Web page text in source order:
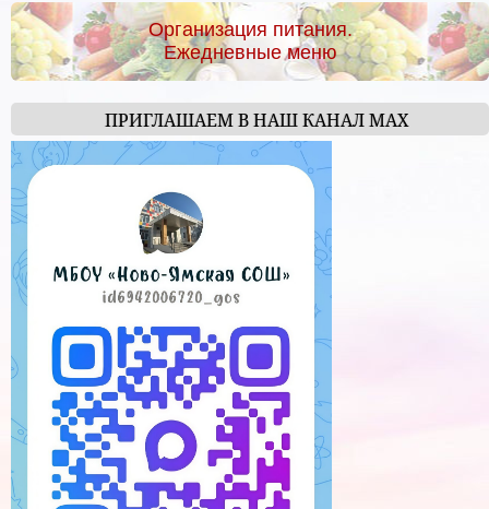
Организация питания.
Ежедневные меню
ПРИГЛАШАЕМ В НАШ КАНАЛ МАХ